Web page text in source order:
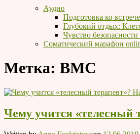
Аудио
Подготовка ко
Глубокий отдых:
Чувство безопасности
Соматический марафон
Метка: BMC
Чему учится «телесный